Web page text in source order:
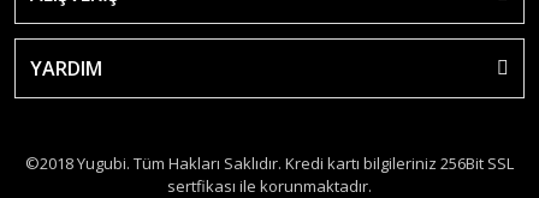
YARDIM
©2018 Yugubi. Tüm Hakları Saklıdır. Kredi kartı bilgileriniz 256Bit SSL
sertfikası ile korunmaktadır.